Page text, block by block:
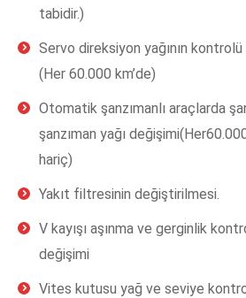
tabidir.)
Servo direksiyon yağının
(Her 60.000 km’de)
Otomatik şanzımanlı araçlarda
şanzıman yağı
hariç)
Yakıt filtresinin değiştirilmesi.
V kayışı aşınma ve gerginlik
değişimi
Vites kutusu yağ ve seviye